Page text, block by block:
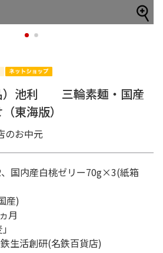
1 2
）池利 三輪素麺・国産
東海版）
のお中元
国内産白桃ゼリー70g×3(紙箱
産)
月
」
生活創研(名鉄百貨店)